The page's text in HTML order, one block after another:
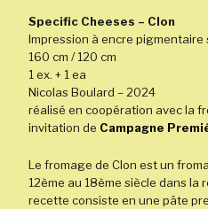
Specific Cheeses – Clon
Impression à encre pigmentaire
160 cm / 120 cm
1 ex. + 1 ea
Nicolas Boulard – 2024
réalisé en coopération avec la
invitation de Campagne
Le fromage de Clon est un
12ème au 18ème siècle dans la
recette consiste en une pâte